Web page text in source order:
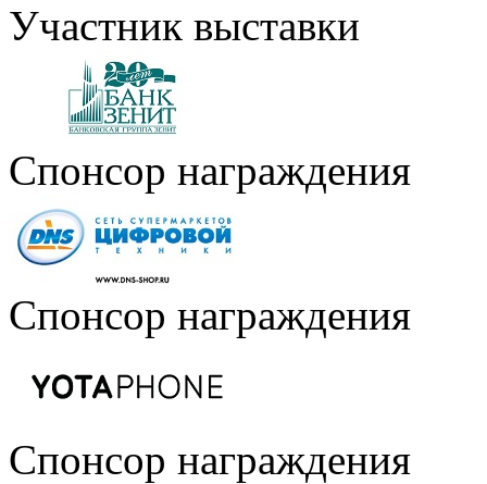
Участник выставки
Спонсор награждения
Спонсор награждения
Спонсор награждения